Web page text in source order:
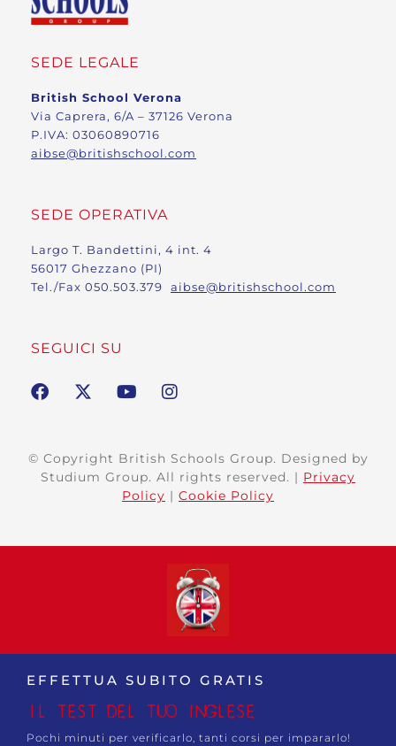
SEDE LEGALE
British School Verona
Via Caprera, 6/A – 37126 Verona
P.IVA: 03060890716
aibse@britishschool.com
SEDE OPERATIVA
Largo T. Bandettini, 4 int. 4
56017 Ghezzano (PI)
Tel./Fax 050.503.379 aibse@britishschool.com
SEGUICI SU
© Copyright British Schools Group. Designed by
Studium Group. All rights reserved. | Privacy
Policy | Cookie Policy
EFFETTUA SUBITO GRATIS
IL TEST DEL TUO INGLESE
Pochi minuti per verificarlo, tanti corsi per impararlo!